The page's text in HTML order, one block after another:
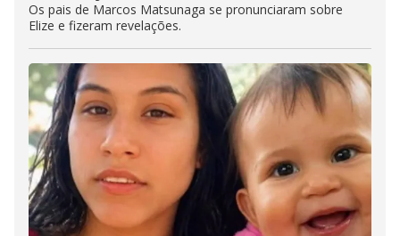
Os pais de Marcos Matsunaga se pronunciaram sobre
Elize e fizeram revelações.